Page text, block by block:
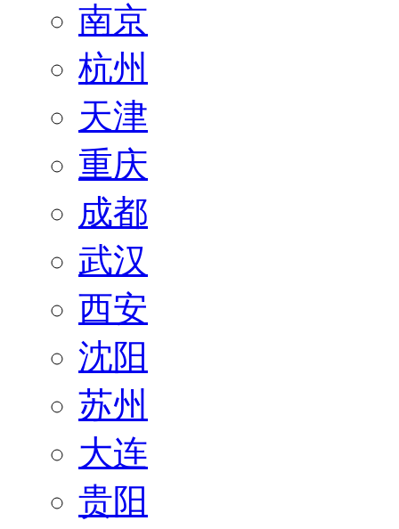
南京
杭州
天津
重庆
成都
武汉
西安
沈阳
苏州
大连
贵阳